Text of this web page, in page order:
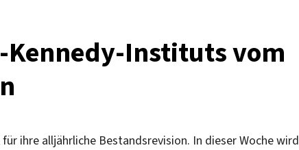
am
Instituts vom
ihre alljährliche Bestandsrevision. In dieser Woche wird